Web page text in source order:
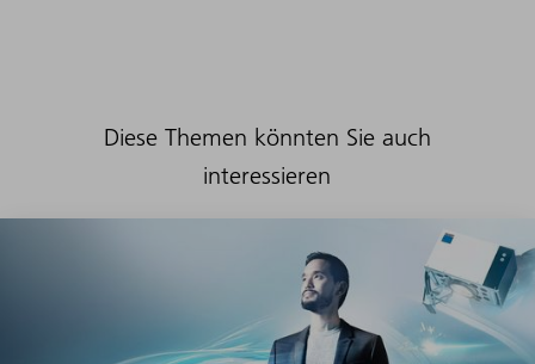
Diese Themen könnten Sie auch
interessieren